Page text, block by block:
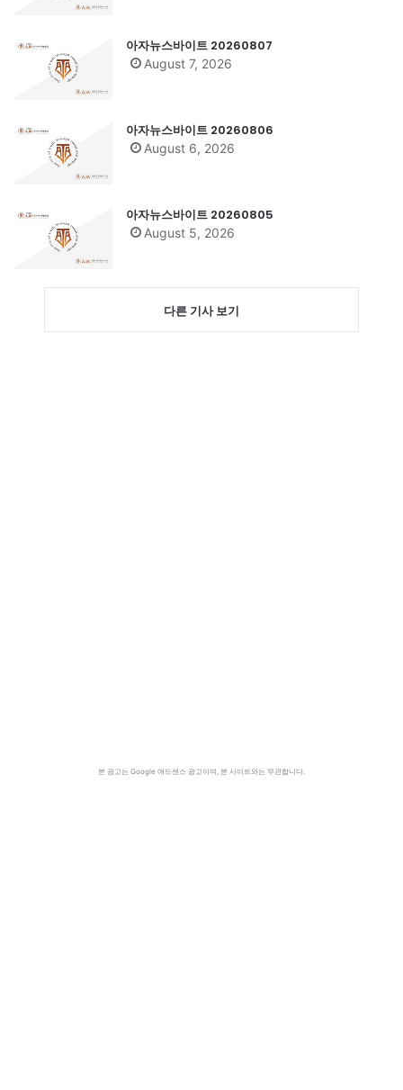
아자뉴스바이트 20260807
August 7, 2026
아자뉴스바이트 20260806
August 6, 2026
아자뉴스바이트 20260805
August 5, 2026
다른 기사 보기
본 광고는 Google 애드센스 광고이며, 본 사이트와는 무관합니다.